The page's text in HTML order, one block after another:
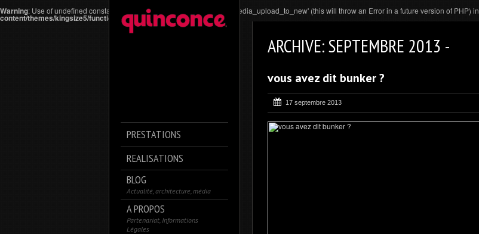
Warning: Use of undefined constant media_upload_to_new - assumed 'media_upload_to_new' (this will throw an Error in a future version of PHP) in
content/themes/kingsize5/functions.phpon line779
PRESTATIONS
REALISATIONS
BLOG
Actualité, architecture, média
A PROPOS
Partenariat, Informations
Légales
ARCHIVE: SEPTEMBRE 2013 -
vous avez dit bunker ?
17 septembre 2013